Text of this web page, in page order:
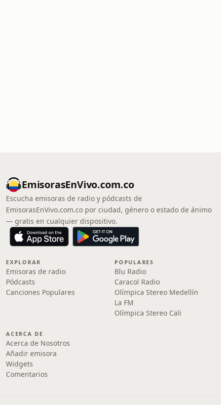
EmisorasEnVivo.com.co
Escucha emisoras de radio y pódcasts de
EmisorasEnVivo.com.co por ciudad, género o estado de ánimo
— gratis en cualquier dispositivo.
EXPLORAR
Emisoras de radio
Pódcasts
Canciones Populares
POPULARES
Blu Radio
Caracol Radio
Olímpica Stereo Medellín
La FM
Olímpica Stereo Cali
ACERCA DE
Acerca de Nosotros
Añadir emisora
Widgets
Comentarios